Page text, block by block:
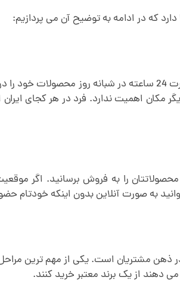
که در ادامه به توضیح آن می پردازیم:
با داشتن سایت منحصر به فرد با نام برند خود می توانید
مکان اهمیت ندارد. فرد در هر کجای
را به فروش برسانید. اگر
به صورت آنلاین بدون اینکه خودتام
مشتریان است. یکی از مهم ترین
دهند از یک برند معتبر خرید کنند.